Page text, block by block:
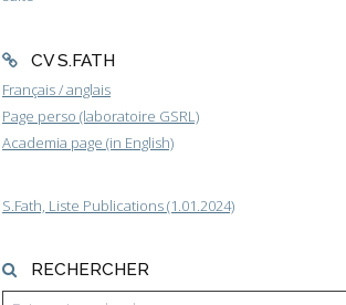
CV S.FATH
Français / anglais
Page perso (laboratoire GSRL)
Academia page (in English)
S.Fath, Liste Publications (1.01.2024)
RECHERCHER